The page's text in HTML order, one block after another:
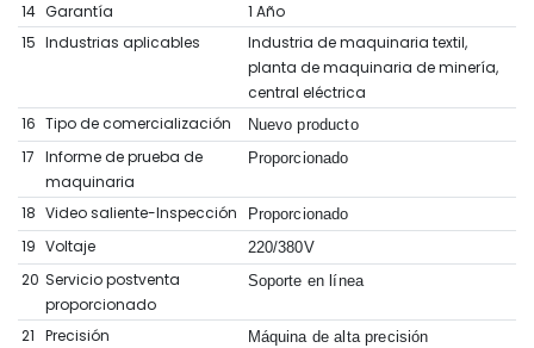
14 Garantía
1 Año
15 Industrias aplicables
Industria de maquinaria textil,
planta de maquinaria de minería,
central eléctrica
16 Tipo de comercialización Nuevo producto
17 Informe de prueba de
maquinaria
Proporcionado
18 Video saliente-Inspección Proporcionado
19 Voltaje 220/380V
20 Servicio postventa
proporcionado
Soporte en línea
21 Precisión Máquina de alta precisión